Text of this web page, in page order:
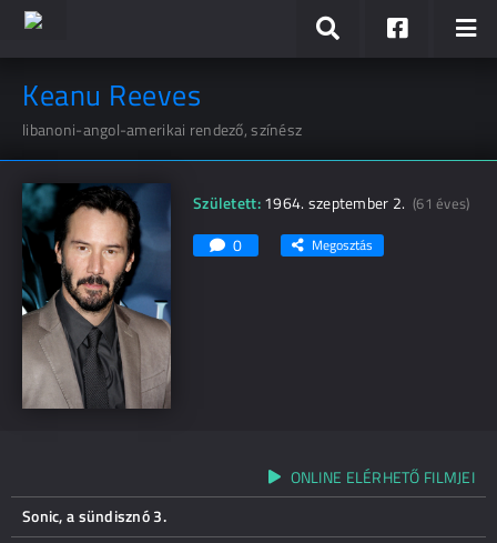
Keanu Reeves
libanoni-angol-amerikai rendező, színész
Született:1964. szeptember 2. (61 éves)
0 Megosztás
ONLINE ELÉRHETŐ FILMJEI
Sonic, a sündisznó 3.